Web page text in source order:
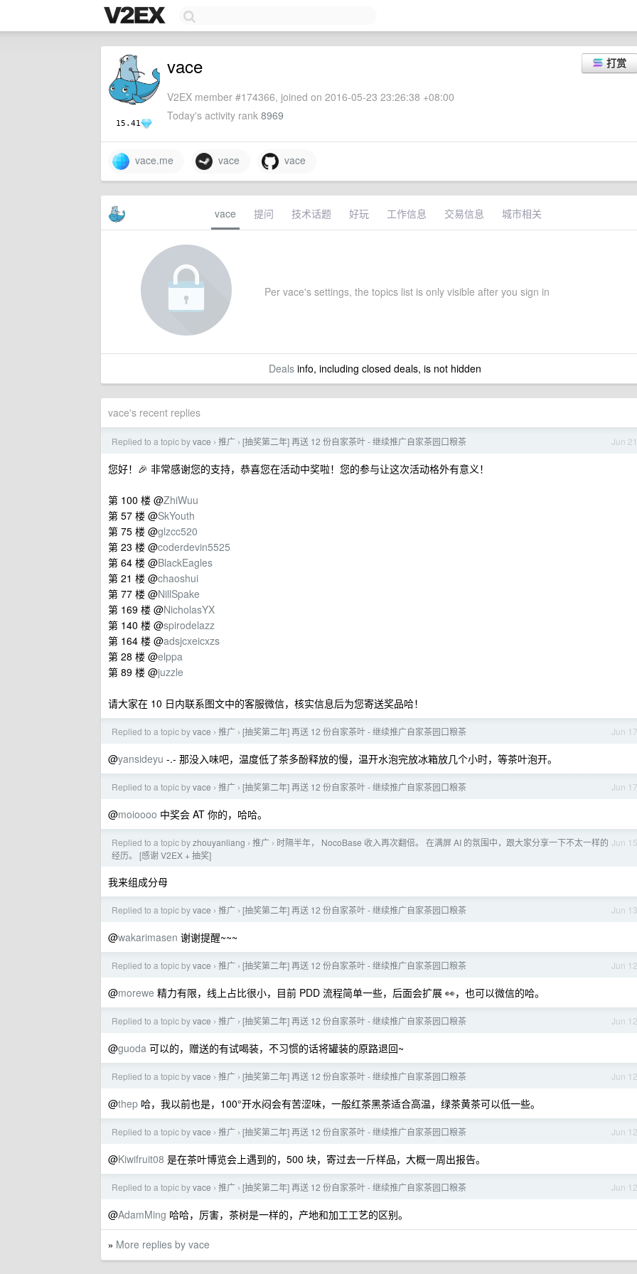
15.41
打赏
vace
V2EX member #174366, joined on 2016-05-23 23:26:38 +08:00
Today's activity rank 8969
vace.me vace vace
vace 提问 技术话题 好玩 工作信息 交易信息 城市相关
Per vace's settings, the topics list is only visible after you sign in
Dealsinfo, including closed deals, is not hidden
vace's recent replies
Jun 21
Replied to a topic byvace › 推广 › [抽奖第二年] 再送 12 份自家茶叶 - 继续推广自家茶园口粮茶
您好！🎉 非常感谢您的支持，恭喜您在活动中奖啦！您的参与让这次活动格外有意义！
第 100 楼 @ZhiWuu
第 57 楼 @SkYouth
第 75 楼 @glzcc520
第 23 楼 @coderdevin5525
第 64 楼 @BlackEagles
第 21 楼 @chaoshui
第 77 楼 @NillSpake
第 169 楼 @NicholasYX
第 140 楼 @spirodelazz
第 164 楼 @adsjcxeicxzs
第 28 楼 @elppa
第 89 楼 @juzzle
请大家在 10 日内联系图文中的客服微信，核实信息后为您寄送奖品哈！
Jun 17
Replied to a topic byvace › 推广 › [抽奖第二年] 再送 12 份自家茶叶 - 继续推广自家茶园口粮茶
@yansideyu -.- 那没入味吧，温度低了茶多酚释放的慢，温开水泡完放冰箱放几个小时，等茶叶泡开。
Jun 17
Replied to a topic byvace › 推广 › [抽奖第二年] 再送 12 份自家茶叶 - 继续推广自家茶园口粮茶
@moioooo 中奖会 AT 你的，哈哈。
Jun 15
Replied to a topic byzhouyanliang › 推广 › 时隔半年， NocoBase 收入再次翻倍。 在满屏 AI 的氛围中，跟大家分享一下不太一样的
经历。 [感谢 V2EX + 抽奖]
我来组成分母
Jun 13
Replied to a topic byvace › 推广 › [抽奖第二年] 再送 12 份自家茶叶 - 继续推广自家茶园口粮茶
@wakarimasen 谢谢提醒~~~
Jun 12
Replied to a topic byvace › 推广 › [抽奖第二年] 再送 12 份自家茶叶 - 继续推广自家茶园口粮茶
@morewe 精力有限，线上占比很小，目前 PDD 流程简单一些，后面会扩展 👀，也可以微信的哈。
Jun 12
Replied to a topic byvace › 推广 › [抽奖第二年] 再送 12 份自家茶叶 - 继续推广自家茶园口粮茶
@guoda 可以的，赠送的有试喝装，不习惯的话将罐装的原路退回~
Jun 12
Replied to a topic byvace › 推广 › [抽奖第二年] 再送 12 份自家茶叶 - 继续推广自家茶园口粮茶
@thep 哈，我以前也是，100°开水闷会有苦涩味，一般红茶黑茶适合高温，绿茶黄茶可以低一些。
Jun 12
Replied to a topic byvace › 推广 › [抽奖第二年] 再送 12 份自家茶叶 - 继续推广自家茶园口粮茶
@Kiwifruit08 是在茶叶博览会上遇到的，500 块，寄过去一斤样品，大概一周出报告。
Jun 12
Replied to a topic byvace › 推广 › [抽奖第二年] 再送 12 份自家茶叶 - 继续推广自家茶园口粮茶
@AdamMing 哈哈，厉害，茶树是一样的，产地和加工工艺的区别。
» More replies by vace